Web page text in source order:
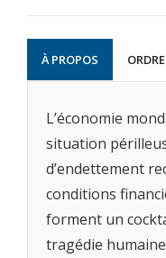
À PROPOS
L’économie
situation
d’endettement
conditions
forment un
tragédie